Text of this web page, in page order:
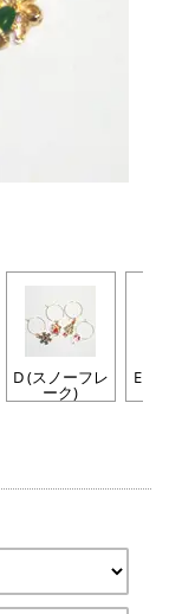
D (スノーフレ
ーク)
E (